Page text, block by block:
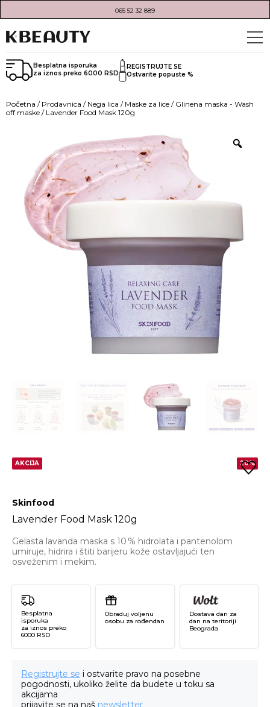
065 52 32 889
Besplatna isporuka
za iznos preko 6000 RSD
REGISTRUJTE SE
Ostvarite popuste %
Početna / Prodavnica / Nega lica / Maske za lice / Glinena maska - Wash
off maske / Lavender Food Mask 120g
AKCIJA 20%
Skinfood
Lavender Food Mask 120g
Gelasta lavanda maska s 10 % hidrolata i pantenolom
umiruje, hidrira i štiti barijeru kože ostavljajući ten
osveženim i mekim.
Besplatna
isporuka
za iznos preko
6000 RSD
Obraduj voljenu
osobu za rođendan
Dostava dan za
dan na teritoriji
Beograda
Registrujte se i ostvarite pravo na posebne
pogodnosti, ukoliko želite da budete u toku sa
akcijama
prijavite se na naš newsletter